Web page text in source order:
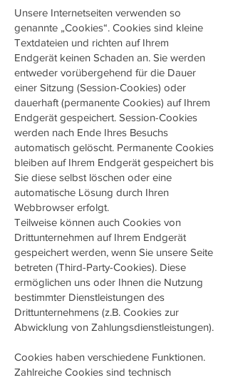
Unsere Internetseiten verwenden so
genannte „Cookies“. Cookies sind kleine
Textdateien und richten auf Ihrem
Endgerät keinen Schaden an. Sie werden
entweder vorübergehend für die Dauer
einer Sitzung (Session-Cookies) oder
dauerhaft (permanente Cookies) auf Ihrem
Endgerät gespeichert. Session-Cookies
werden nach Ende Ihres Besuchs
automatisch gelöscht. Permanente Cookies
bleiben auf Ihrem Endgerät gespeichert bis
Sie diese selbst löschen oder eine
automatische Lösung durch Ihren
Webbrowser erfolgt.
Teilweise können auch Cookies von
Drittunternehmen auf Ihrem Endgerät
gespeichert werden, wenn Sie unsere Seite
betreten (Third-Party-Cookies). Diese
ermöglichen uns oder Ihnen die Nutzung
bestimmter Dienstleistungen des
Drittunternehmens (z.B. Cookies zur
Abwicklung von Zahlungsdienstleistungen).
Cookies haben verschiedene Funktionen.
Zahlreiche Cookies sind technisch